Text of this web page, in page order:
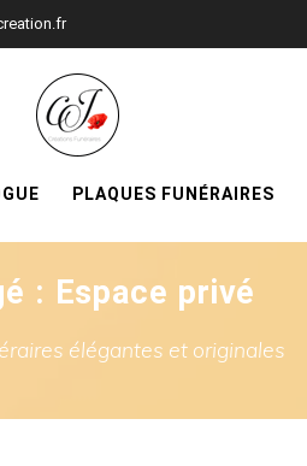
PLAQUES FUNÉRAIRES
: Espace privé
élégantes et originales